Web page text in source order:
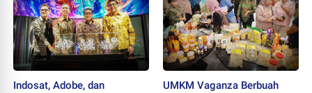
Indosat, Adobe, dan
UMKM Vaganza Berbuah